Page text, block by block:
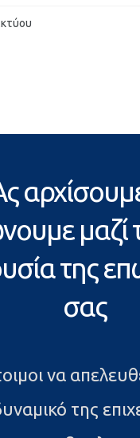
μαζί
της
σας
να
της